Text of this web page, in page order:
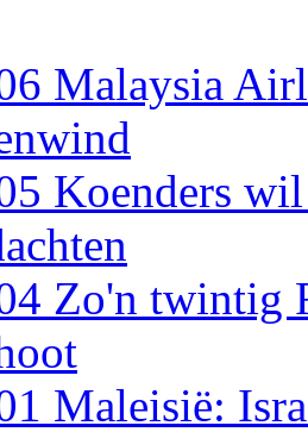
Malaysia
Koenders
Zo'n twintig
Maleisië: